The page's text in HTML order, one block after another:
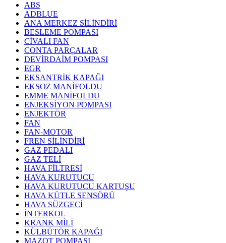
ABS
ADBLUE
ANA MERKEZ SİLİNDİRİ
BESLEME POMPASI
CİVALI FAN
CONTA PARÇALAR
DEVİRDAİM POMPASI
EGR
EKSANTRİK KAPAĞI
EKSOZ MANİFOLDU
EMME MANİFOLDU
ENJEKSİYON POMPASI
ENJEKTÖR
FAN
FAN-MOTOR
FREN SİLİNDİRİ
GAZ PEDALI
GAZ TELİ
HAVA FİLTRESİ
HAVA KURUTUCU
HAVA KURUTUCU KARTUŞU
HAVA KÜTLE SENSÖRÜ
HAVA SÜZGECİ
İNTERKOL
KRANK MİLİ
KÜLBÜTÖR KAPAĞI
MAZOT POMPASI